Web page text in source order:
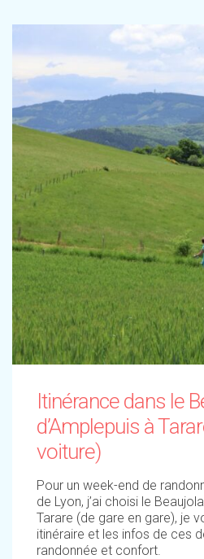
Itinérance dans le
d’Amplepuis à
voiture)
Pour un week-end de
de Lyon, j’ai choisi le
Tarare (de gare en gare), je
itinéraire et les infos de ces
randonnée et confort.